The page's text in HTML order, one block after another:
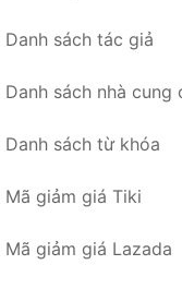
Danh sách tác giả
Danh sách nhà cung
Danh sách từ khóa
Mã giảm giá Tiki
Mã giảm giá Lazada